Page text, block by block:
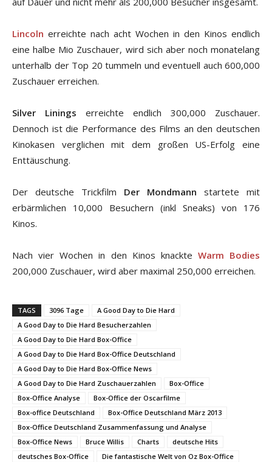
Lincoln erreichte nach acht Wochen in den Kinos endlich
eine halbe Mio Zuschauer, wird sich aber noch monatelang
unterhalb der Top 20 tummeln und eventuell auch 600,000
Zuschauer erreichen.
Silver Linings erreichte endlich 300,000 Zuschauer.
Dennoch ist die Performance des Films an den deutschen
Kinokasen verglichen mit dem großen US-Erfolg eine
Enttäuschung.
Der deutsche Trickfilm Der Mondmann startete mit
erbärmlichen 10,000 Besuchern (inkl Sneaks) von 176
Kinos.
Nach vier Wochen in den Kinos knackte Warm Bodies
200,000 Zuschauer, wird aber maximal 250,000 erreichen.
TAGS 3096 Tage
A Good Day to Die Hard
A Good Day to Die Hard Besucherzahlen
A Good Day to Die Hard Box-Office
A Good Day to Die Hard Box-Office Deutschland
A Good Day to Die Hard Box-Office News
A Good Day to Die Hard Zuschauerzahlen
Box-Office
Box-Office Analyse
Box-Office der Oscarfilme
Box-office Deutschland
Box-Office Deutschland März 2013
Box-Office Deutschland Zusammenfassung und Analyse
Box-Office News
Bruce Willis Charts
deutsche Hits
deutsches Box-Office
Die fantastische Welt von Oz Box-Office